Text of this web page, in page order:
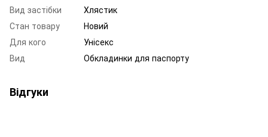
Вид застібки
Хлястик
Стан товару
Новий
Для кого
Унісекс
Вид
Обкладинки для паспорту
Відгуки